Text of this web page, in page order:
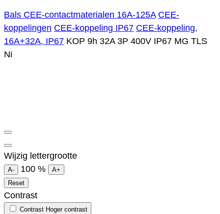
Bals CEE-contactmaterialen 16A-125A CEE-
koppelingen CEE-koppeling IP67 CEE-koppeling,
16A+32A, IP67 KOP 9h 32A 3P 400V IP67 MG TLS
Ni
Wijzig lettergrootte
A- 100 %
A+
Reset
Contrast
Contrast Hoger contrast